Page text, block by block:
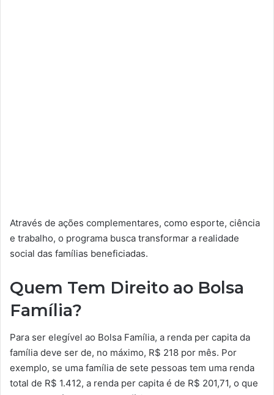
Através de ações complementares, como esporte, ciência
e trabalho, o programa busca transformar a realidade
social das famílias beneficiadas.
Quem Tem Direito ao Bolsa
Família?
Para ser elegível ao Bolsa Família, a renda per capita da
família deve ser de, no máximo, R$ 218 por mês. Por
exemplo, se uma família de sete pessoas tem uma renda
total de R$ 1.412, a renda per capita é de R$ 201,71, o que